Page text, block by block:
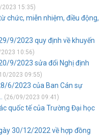
15:35)
chức, miễn nhiệm, điều động,
9/2023 quy định về khuyến
10:56)
9/2023 sửa đổi Nghị định
2023 09:55)
6/2023 của Ban Cán sự
(26/09/2023 09:41)
quốc tế của Trường Đại học
30/12/2022 về hợp đồng